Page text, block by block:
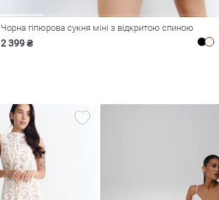
Чорна гіпюрова сукня міні з відкритою спиною
2 399 ₴